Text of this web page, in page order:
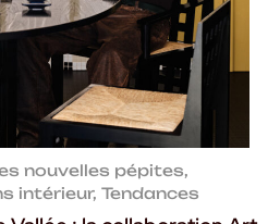
nouvelles pépites,
intérieur, Tendances